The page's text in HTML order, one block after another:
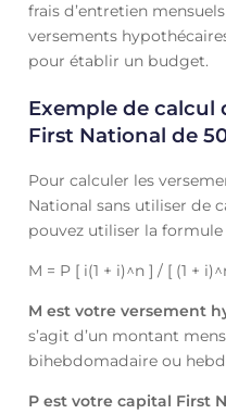
frais d’entretien
versements
pour établir un budget.
Exemple de calcul
First National de
Pour calculer les
National sans utiliser de
pouvez utiliser la formule
M = P [ i(1 + i)^n ] / [ (1 +
M est votre versement
s’agit d’un montant
bihebdomadaire ou
P est votre capital First